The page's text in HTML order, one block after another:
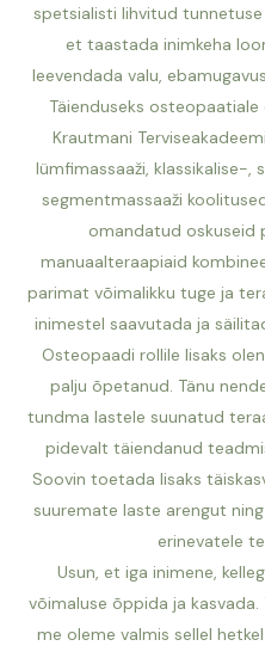
spetsialisti lihvitud
et taastada inimkeha
leevendada valu,
Täienduseks
Krautmani
lümfimassaaži, klassikalise-
segmentmassaaži
omandatud oskuseid
manuaalteraapiaid
parimat võimalikku tuge ja
inimestel saavutada ja
Osteopaadi rollile lisaks
palju õpetanud. Tänu
tundma lastele suunatud
pidevalt täiendanud
Soovin toetada lisaks
suuremate laste arengut
erinevatele
Usun, et iga inimene,
võimaluse õppida ja
me oleme valmis sellel